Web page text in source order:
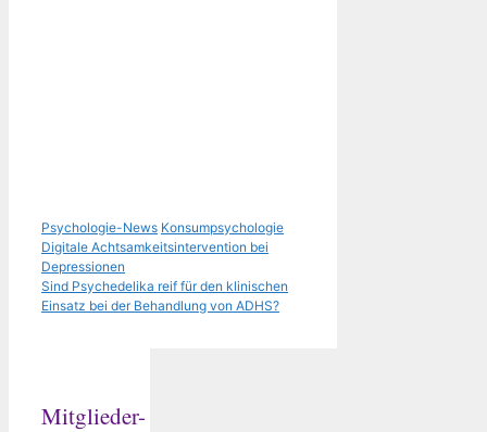
Kategorien
Psychologie-News Schlagwörter
Konsumpsychologie
Digitale Achtsamkeitsintervention bei
Depressionen
Sind Psychedelika reif für den klinischen
Einsatz bei der Behandlung von ADHS?
Mitglieder-